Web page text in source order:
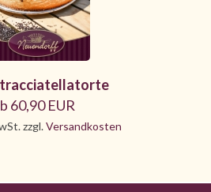
60,90 EUR
zzgl.Versandkosten